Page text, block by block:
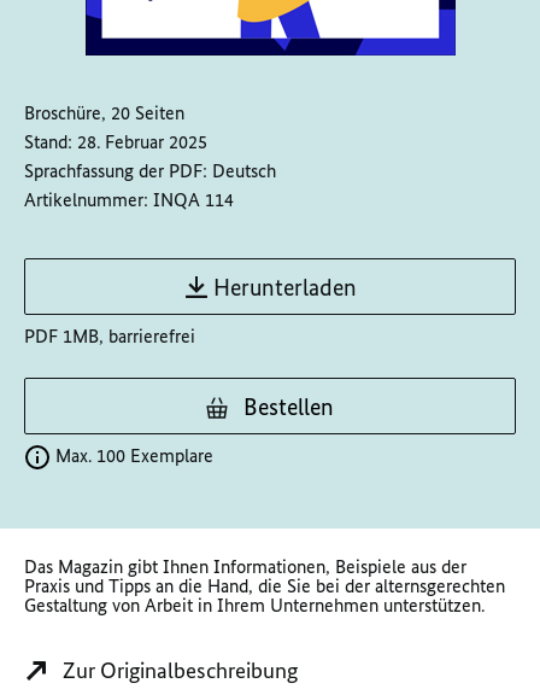
Broschüre, 20 Seiten
Stand: 28. Februar 2025
Sprachfassung der PDF: Deutsch
Artikelnummer: INQA 114
Herunterladen
PDF 1MB, barrierefrei
Bestellen
Max. 100 Exemplare
Das Magazin gibt Ihnen Informationen, Beispiele aus der
Praxis und Tipps an die Hand, die Sie bei der alternsgerechten
Gestaltung von Arbeit in Ihrem Unternehmen unterstützen.
Zur Originalbeschreibung